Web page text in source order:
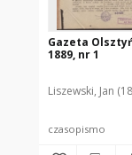
Gazeta
1889, nr 1
Liszewski, Jan
czasopismo